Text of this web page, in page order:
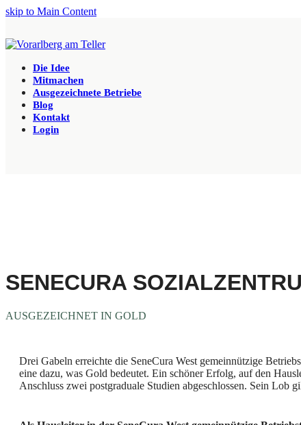
skip to Main Content
Die Idee
Mitmachen
Ausgezeichnete Betriebe
Blog
Kontakt
Login
SENECURA
AUSGEZEICHNET IN GOLD
Drei Gabeln erreichte die SeneCura West gemeinnützige
eine dazu, was Gold bedeutet. Ein schöner Erfolg, auf den
Anschluss zwei postgraduale Studien abgeschlossen. Sein Lob